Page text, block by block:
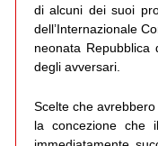
di alcuni dei suoi
dell’Internazionale
neonata
degli avversari.
Scelte che
la concezione che